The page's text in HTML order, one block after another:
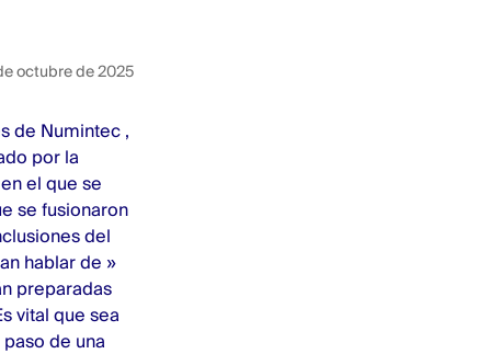
octubre de 2025
de Numintec ,
por la
el que se
se fusionaron
del
hablar de »
preparadas
vital que sea
de una